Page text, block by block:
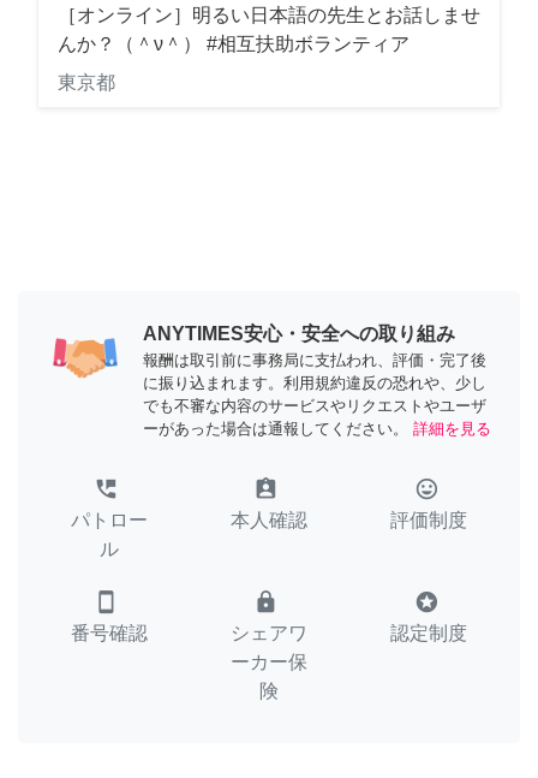
［オンライン］明るい日本語の先生とお話しませ
んか？（＾ν＾） #相互扶助ボランティア
東京都
ANYTIMES安心・安全への取り組み
報酬は取引前に事務局に支払われ、評価・完了後
に振り込まれます。利用規約違反の恐れや、少し
でも不審な内容のサービスやリクエストやユーザ
ーがあった場合は通報してください。
詳細を見る
perm_phone_msg
パトロー
ル
assignment_ind
本人確認
tag_faces
評価制度
smartphone
番号確認
lock
シェアワ
ーカー保
険
stars
認定制度